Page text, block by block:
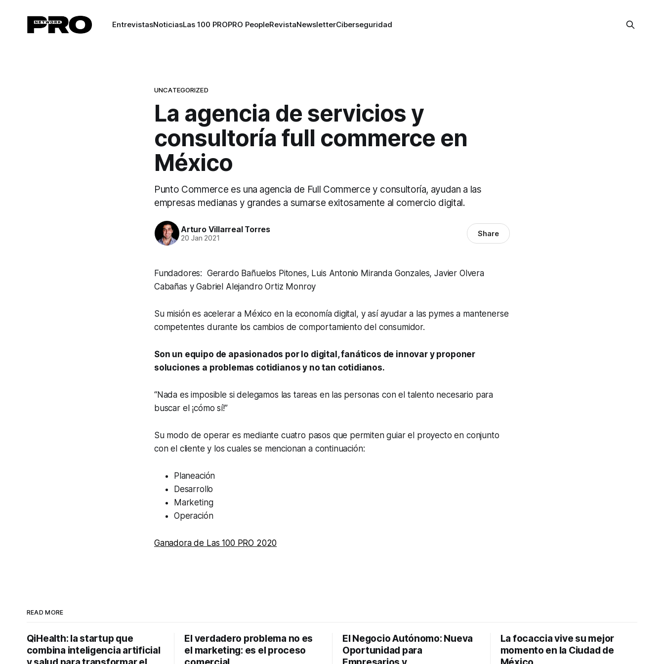
EntrevistasNoticiasLas 100 PROPRO PeopleRevistaNewsletterCiberseguridad
UNCATEGORIZED
La agencia de servicios y
consultoría full commerce en
México
Punto Commerce es una agencia de Full Commerce y consultoría, ayudan a las
empresas medianas y grandes a sumarse exitosamente al comercio digital.
Arturo Villarreal Torres
20 Jan 2021 Share
Fundadores: Gerardo Bañuelos Pitones, Luis Antonio Miranda Gonzales, Javier Olvera
Cabañas y Gabriel Alejandro Ortiz Monroy
Su misión es acelerar a México en la economía digital, y así ayudar a las pymes a mantenerse
competentes durante los cambios de comportamiento del consumidor.
Son un equipo de apasionados por lo digital, fanáticos de innovar y proponer
soluciones a problemas cotidianos y no tan cotidianos.
“Nada es imposible si delegamos las tareas en las personas con el talento necesario para
buscar el ¡cómo sí!”
Su modo de operar es mediante cuatro pasos que permiten guiar el proyecto en conjunto
con el cliente y los cuales se mencionan a continuación:
Planeación
Desarrollo
Marketing
Operación
Ganadora de Las 100 PRO 2020
READ MORE
QiHealth: la startup que
combina inteligencia artificial
El verdadero problema no es
el marketing: es el proceso
El Negocio Autónomo: Nueva
Oportunidad para
La focaccia vive su mejor
momento en la Ciudad de